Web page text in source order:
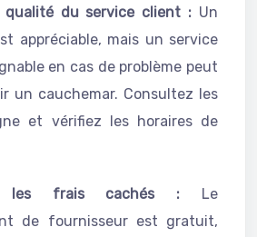
qualité du service client : Un
appréciable, mais un service
en cas de problème peut
un cauchemar. Consultez les
et vérifiez les horaires de
les frais cachés : Le
de fournisseur est gratuit,